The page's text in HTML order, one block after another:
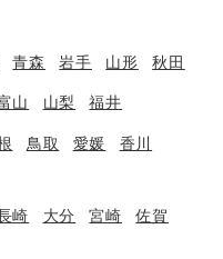
青森 岩手 山形 秋田
山 山梨 福井
鳥取 愛媛
香川
崎 大分 宮崎
佐賀